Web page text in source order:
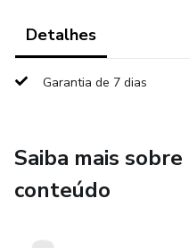
Detalhes
Garantia de 7 dias
Saiba mais
conteúdo